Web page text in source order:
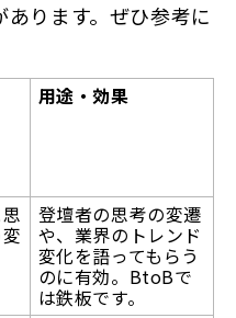
ります。ぜひ参考に
用途・効果
登壇者の思考の変遷
や、業界のトレンド
変化を語ってもらう
のに有効。BtoBで
は鉄板です。